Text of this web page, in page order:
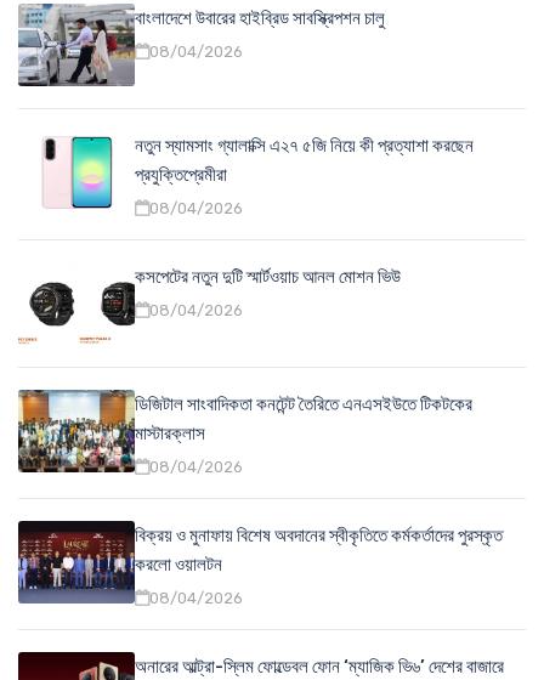
বাংলাদেশে উবারের হাইব্রিড সাবস্ক্রিপশন চালু
08/04/2026
নতুন স্যামসাং গ্যালাক্সি এ২৭ ৫জি নিয়ে কী প্রত্যাশা করছেন
প্রযুক্তিপ্রেমীরা
08/04/2026
কসপেটের নতুন দুটি স্মার্টওয়াচ আনল মোশন ভিউ
08/04/2026
ডিজিটাল সাংবাদিকতা কনটেন্ট তৈরিতে এনএসইউতে টিকটকের
মাস্টারক্লাস
08/04/2026
বিক্রয় ও মুনাফায় বিশেষ অবদানের স্বীকৃতিতে কর্মকর্তাদের পুরস্কৃত
করলো ওয়ালটন
08/04/2026
অনারের আল্ট্রা-স্লিম ফোল্ডেবল ফোন ‘ম্যাজিক ভি৬’ দেশের বাজারে